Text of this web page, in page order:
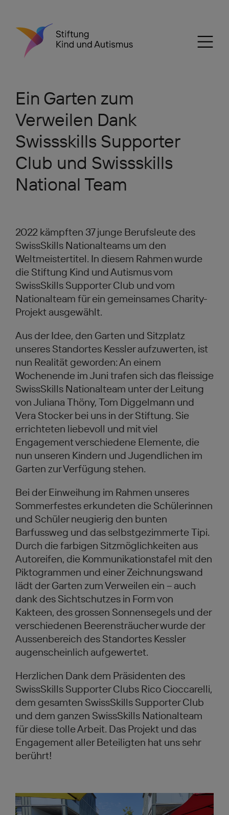
Ein Garten zum
Verweilen Dank
Swissskills Supporter
Club und Swissskills
National Team
2022 kämpften 37 junge Berufsleute des
SwissSkills Nationalteams um den
Weltmeistertitel. In diesem Rahmen wurde
die Stiftung Kind und Autismus vom
SwissSkills Supporter Club und vom
Nationalteam für ein gemeinsames Charity-
Projekt ausgewählt.
Aus der Idee, den Garten und Sitzplatz
unseres Standortes Kessler aufzuwerten, ist
nun Realität geworden: An einem
Wochenende im Juni trafen sich das fleissige
SwissSkills Nationalteam unter der Leitung
von Juliana Thöny, Tom Diggelmann und
Vera Stocker bei uns in der Stiftung. Sie
errichteten liebevoll und mit viel
Engagement verschiedene Elemente, die
nun unseren Kindern und Jugendlichen im
Garten zur Verfügung stehen.
Bei der Einweihung im Rahmen unseres
Sommerfestes erkundeten die Schülerinnen
und Schüler neugierig den bunten
Barfussweg und das selbstgezimmerte Tipi.
Durch die farbigen Sitzmöglichkeiten aus
Autoreifen, die Kommunikationstafel mit den
Piktogrammen und einer Zeichnungswand
lädt der Garten zum Verweilen ein – auch
dank des Sichtschutzes in Form von
Kakteen, des grossen Sonnensegels und der
verschiedenen Beerensträucher wurde der
Aussenbereich des Standortes Kessler
augenscheinlich aufgewertet.
Herzlichen Dank dem Präsidenten des
SwissSkills Supporter Clubs Rico Cioccarelli,
dem gesamten SwissSkills Supporter Club
und dem ganzen SwissSkills Nationalteam
für diese tolle Arbeit. Das Projekt und das
Engagement aller Beteiligten hat uns sehr
berührt!